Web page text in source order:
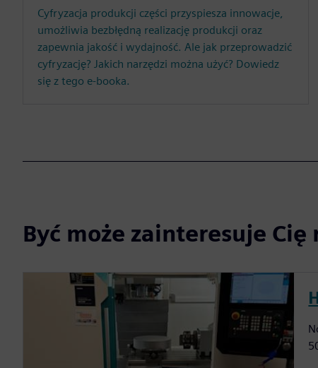
Cyfryzacja produkcji części przyspiesza innowacje,
umożliwia bezbłędną realizację produkcji oraz
zapewnia jakość i wydajność. Ale jak przeprowadzić
cyfryzację? Jakich narzędzi można użyć? Dowiedz
się z tego e-booka.
Być może zainteresuje Cię